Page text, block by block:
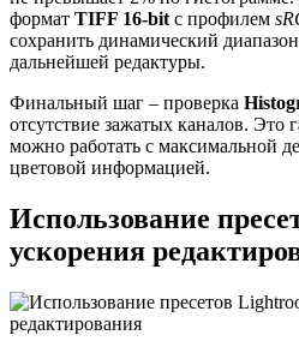
формат TIFF 16-bitс профилем
сохранить динамический
дальнейшей редактуры.
Финальный шаг – проверка
отсутствие зажатых каналов. Это
можно работать с максимальной
цветовой информацией.
Использование
ускорения